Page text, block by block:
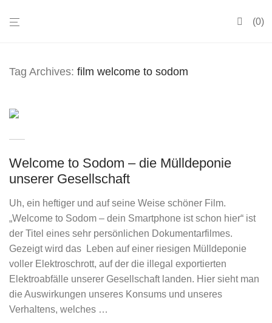
0
Tag Archives: film welcome to sodom
Welcome to Sodom – die Mülldeponie
unserer Gesellschaft
Uh, ein heftiger und auf seine Weise schöner Film.
„Welcome to Sodom – dein Smartphone ist schon hier“ ist
der Titel eines sehr persönlichen Dokumentarfilmes.
Gezeigt wird das Leben auf einer riesigen Mülldeponie
voller Elektroschrott, auf der die illegal exportierten
Elektroabfälle unserer Gesellschaft landen. Hier sieht man
die Auswirkungen unseres Konsums und unseres
Verhaltens, welches …